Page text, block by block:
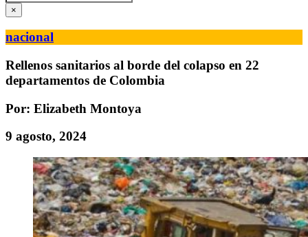
×
nacional
Rellenos sanitarios al borde del colapso en 22
departamentos de Colombia
Por: Elizabeth Montoya
9 agosto, 2024